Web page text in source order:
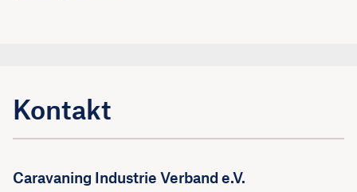
Kontakt
Caravaning Industrie Verband e.V.